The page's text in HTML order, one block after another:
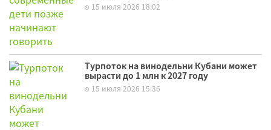
15 июля 2026 18:02
Турпоток на винодельни Кубани может
вырасти до 1 млн к 2027 году
15 июля 2026 15:36